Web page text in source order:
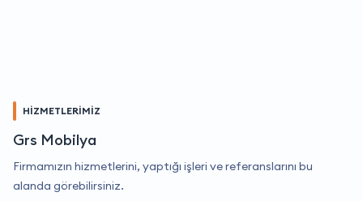
HİZMETLERİMİZ
Grs Mobilya
Firmamızın hizmetlerini, yaptığı işleri ve referanslarını bu
alanda görebilirsiniz.